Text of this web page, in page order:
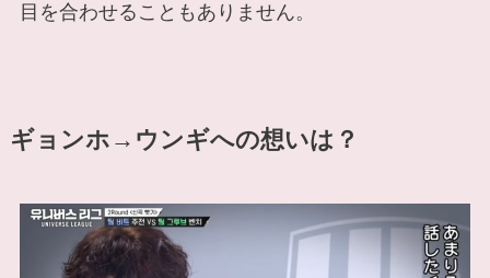
目を合わせることもありません。
ギョンホ→ウンギへの想いは？